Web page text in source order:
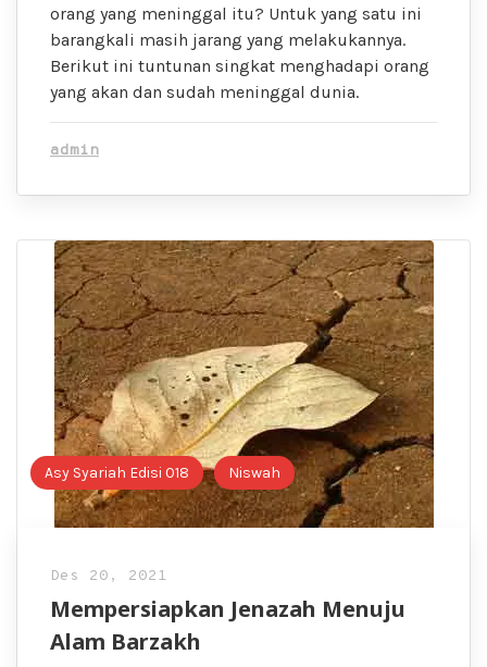
orang yang meninggal itu? Untuk yang satu ini
barangkali masih jarang yang melakukannya.
Berikut ini tuntunan singkat menghadapi orang
yang akan dan sudah meninggal dunia.
admin
Asy Syariah Edisi 018 Niswah
Des 20, 2021
Mempersiapkan Jenazah Menuju
Alam Barzakh